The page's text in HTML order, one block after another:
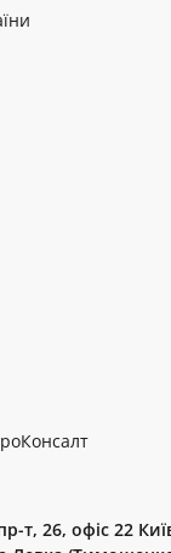
т, 26, офіс 22